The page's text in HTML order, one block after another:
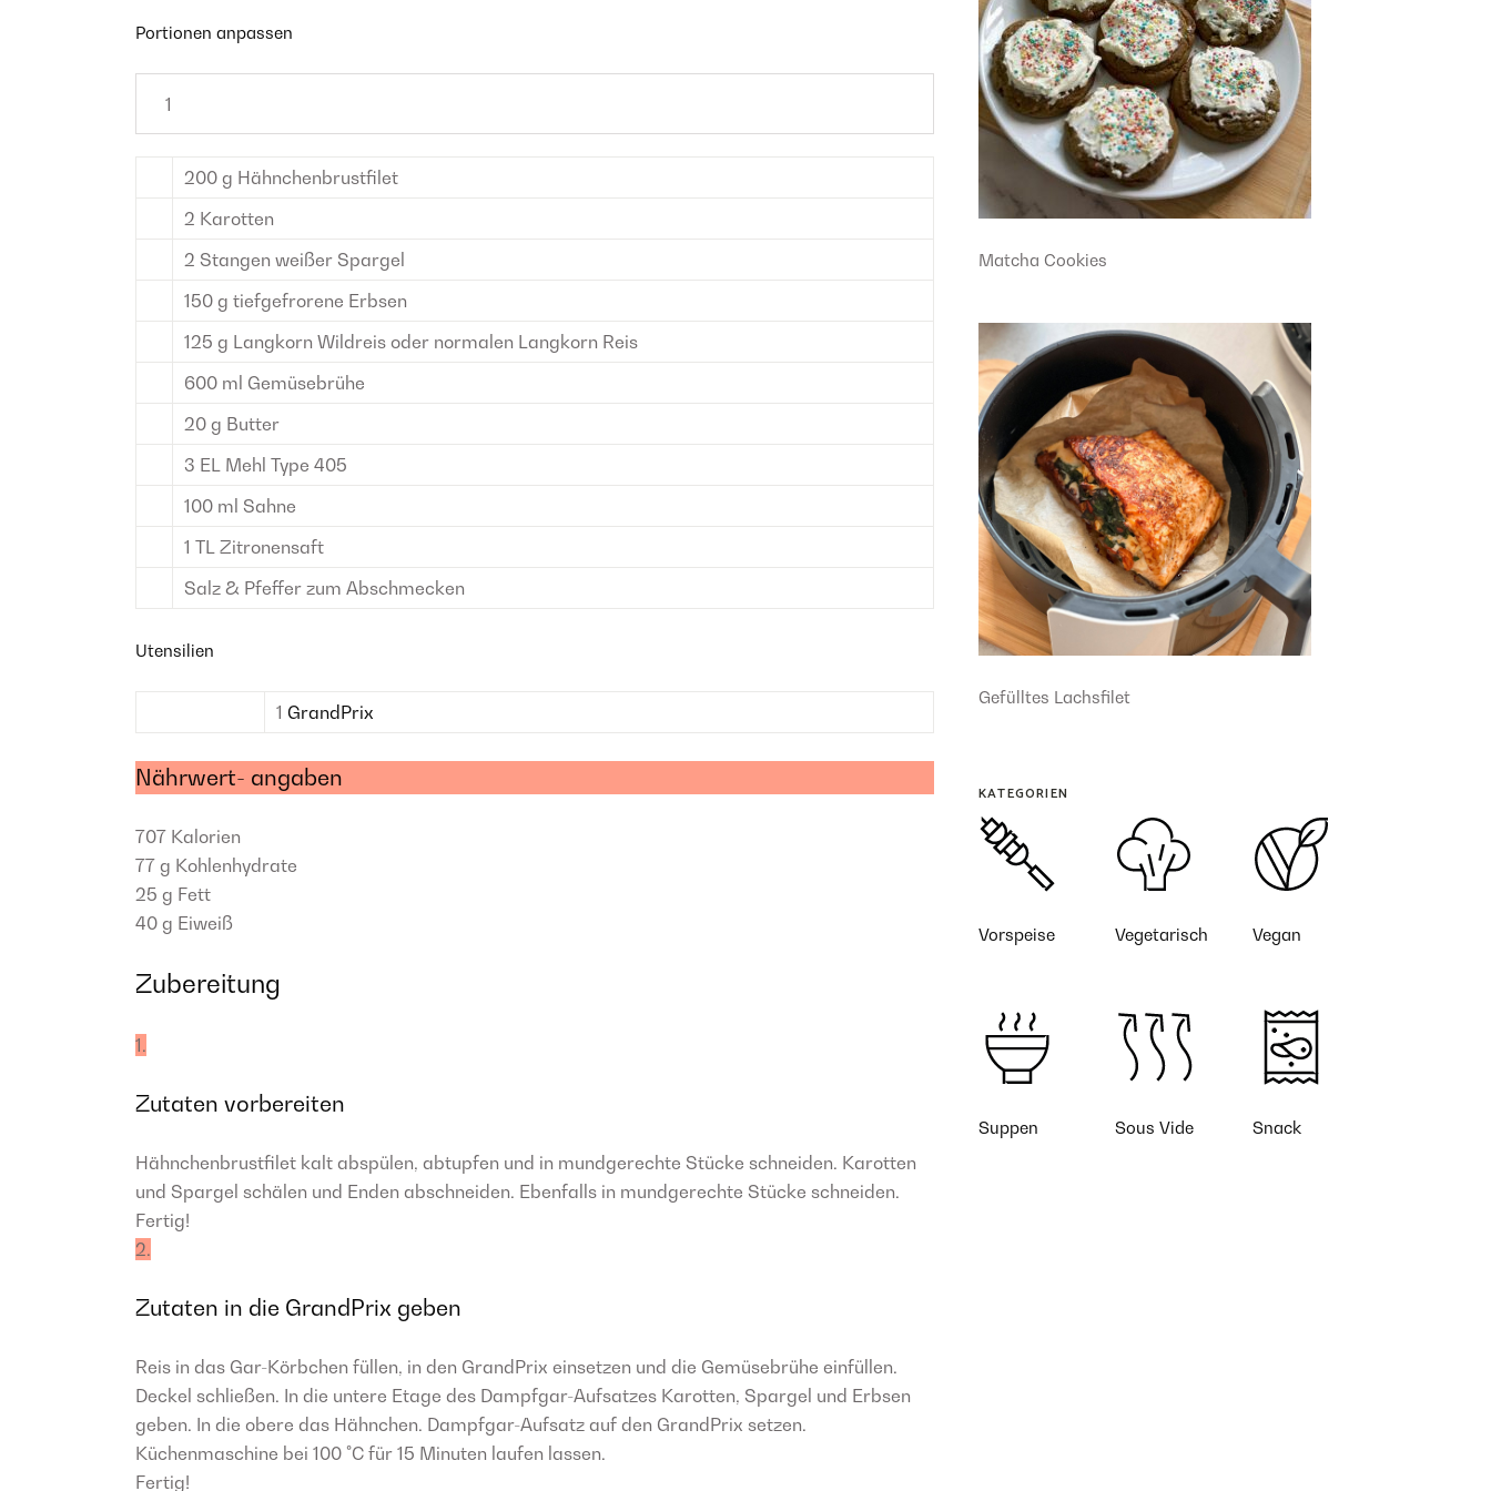
Portionen anpassen
200 g Hähnchenbrustfilet
2 Karotten
2 Stangen weißer Spargel
150 g tiefgefrorene Erbsen
125 g Langkorn Wildreis oder normalen Langkorn Reis
600 ml Gemüsebrühe
20 g Butter
3 EL Mehl Type 405
100 ml Sahne
1 TL Zitronensaft
Salz & Pfeffer zum Abschmecken
Utensilien
1 GrandPrix
Nährwert- angaben
707 Kalorien
77 g Kohlenhydrate
25 g Fett
40 g Eiweiß
Zubereitung
1.
Zutaten vorbereiten
Hähnchenbrustfilet kalt abspülen, abtupfen und in mundgerechte Stücke schneiden. Karotten
und Spargel schälen und Enden abschneiden. Ebenfalls in mundgerechte Stücke schneiden.
Fertig!
2.
Zutaten in die GrandPrix geben
Reis in das Gar-Körbchen füllen, in den GrandPrix einsetzen und die Gemüsebrühe einfüllen.
Deckel schließen. In die untere Etage des Dampfgar-Aufsatzes Karotten, Spargel und Erbsen
geben. In die obere das Hähnchen. Dampfgar-Aufsatz auf den GrandPrix setzen.
Küchenmaschine bei 100 °C für 15 Minuten laufen lassen.
Fertig!
Matcha Cookies
Gefülltes Lachsfilet
KATEGORIEN
Vorspeise Vegetarisch Vegan
Suppen Sous Vide Snack